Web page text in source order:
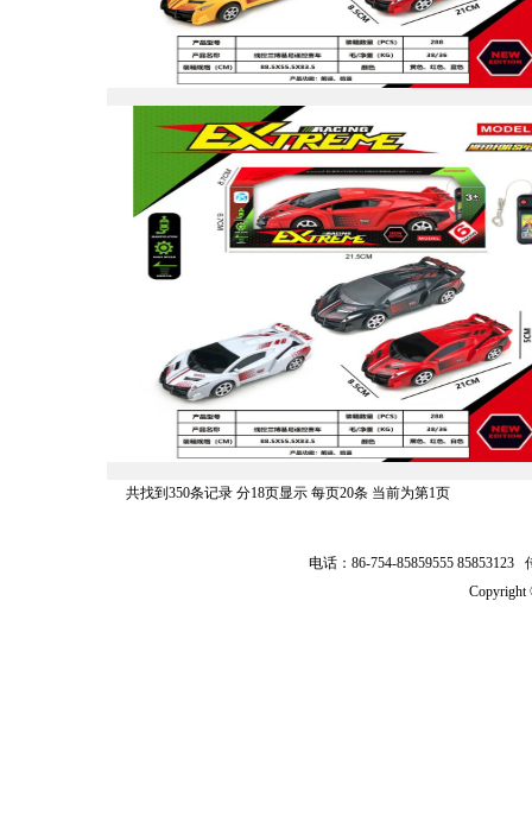
共找到350条记录 分18页显示 每页20条 当前为第1页
电话：86-754-85859555 85853123
Copyright